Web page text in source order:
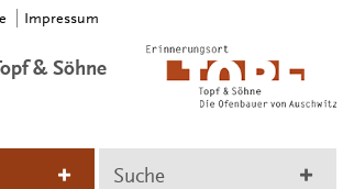
Impressum
& Söhne
Suche